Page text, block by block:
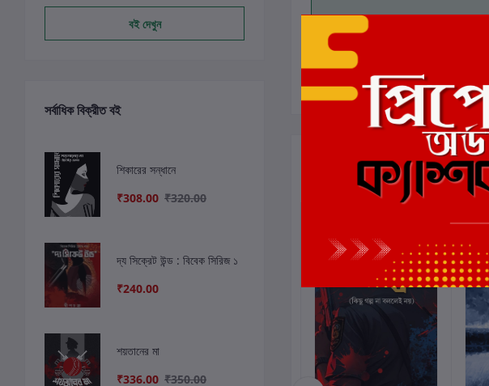
বই দেখুন
সর্বাধিক বিক্রীত বই
শিকারের সন্ধানে
₹308.00 ₹320.00
দ্য সিক্রেট উন্ড : বিবেক সিরিজ ১
₹240.00
শয়তানের মা
₹336.00 ₹350.00